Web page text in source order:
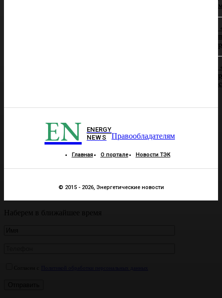
EN
ENERGY
NEWS
Правообладателям
Главная О портале Новости ТЭК
© 2015 - 2026, Энергетические новости
Наберем в ближайшее время